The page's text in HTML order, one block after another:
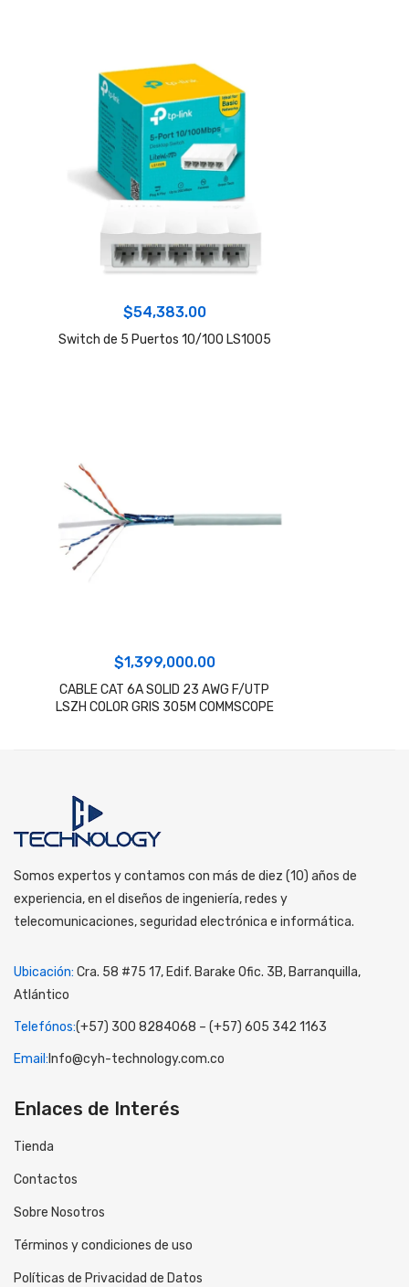
$54,383.00
Switch de 5 Puertos 10/100 LS1005
$1,399,000.00
CABLE CAT 6A SOLID 23 AWG F/UTP
LSZH COLOR GRIS 305M COMMSCOPE
Somos expertos y contamos con más de diez (10) años de
experiencia, en el diseños de ingeniería, redes y
telecomunicaciones, seguridad electrónica e informática.
Ubicación: Cra. 58 #75 17, Edif. Barake Ofic. 3B, Barranquilla,
Atlántico
Telefónos:(+57) 300 8284068 – (+57) 605 342 1163
Email: Info@cyh-technology.com.co
Enlaces de Interés
Tienda
Contactos
Sobre Nosotros
Términos y condiciones de uso
Políticas de Privacidad de Datos